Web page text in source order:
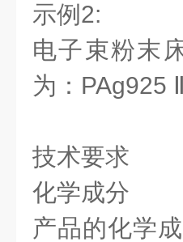
示例2:
电子束粉末
为：PAg925 Ⅱ
技术要求
化学成分
产品的化学